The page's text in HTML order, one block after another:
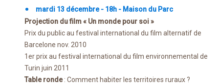
mardi 13 décembre - 18h - Maison du Parc
Projection du film « Un monde pour soi »
Prix du public au festival international du film alternatif de
Barcelone nov. 2010
1er prix au festival international du film environnemental de
Turin juin 2011
Table ronde: Comment habiter les territoires ruraux ?